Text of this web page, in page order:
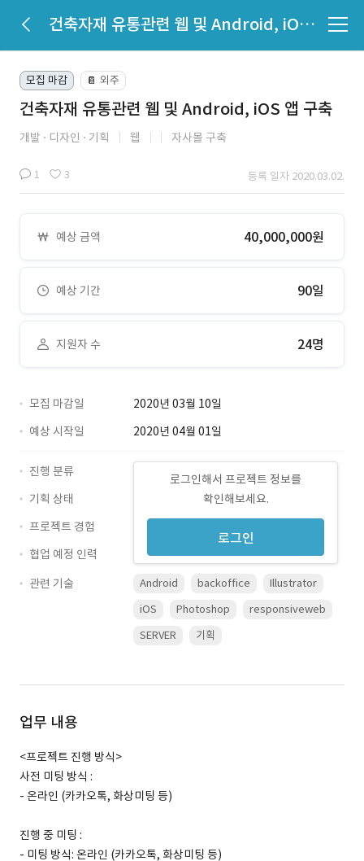
건축자재 유통관련 웹 및 Android, iOS 앱 구축
모집 마감 📔 외주
건축자재 유통관련 웹 및 Android, iOS 앱 구축
개발 디자인 기획 웹 자사몰 구축
1 3 등록 일자 2020.03.02.
예상 금액 40,000,000원
예상 기간 90일
지원자 수 24명
모집 마감일
2020년 03월 10일
예상 시작일
2020년 04월 01일
로그인해서 프로젝트 정보를
확인해보세요.
로그인
진행 분류
기획 상태
프로젝트 경험
협업 예정 인력
관련 기술
Android backoffice
Illustrator
iOS
Photoshop
responsiveweb
SERVER
기획
업무 내용
<프로젝트 진행 방식>
사전 미팅 방식 :
- 온라인 (카카오톡, 화상미팅 등)
진행 중 미팅 :
- 미팅 방식: 온라인 (카카오톡, 화상미팅 등)